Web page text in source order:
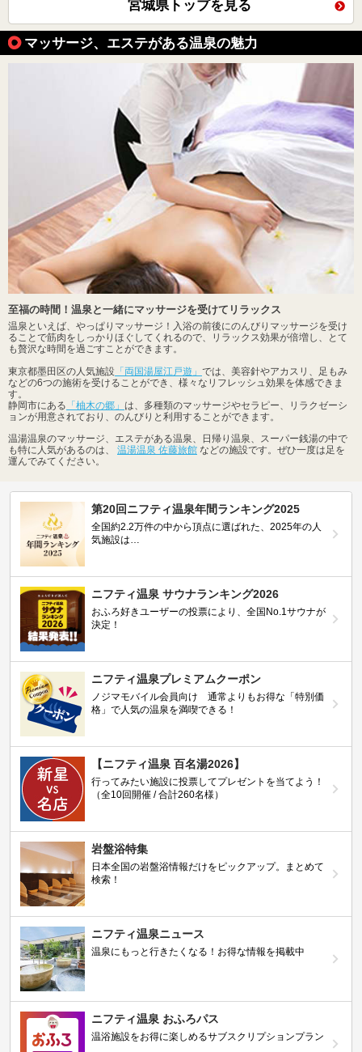
宮城県トップを見る
マッサージ、エステがある温泉の魅力
至福の時間！温泉と一緒にマッサージを受けてリラックス
温泉といえば、やっぱりマッサージ！入浴の前後にのんびりマッサージを受け
ることで筋肉をしっかりほぐしてくれるので、リラックス効果が倍増し、とて
も贅沢な時間を過ごすことができます。
東京都墨田区の人気施設 「両国湯屋江戸遊」 では、美容針やアカスリ、足もみ
などの6つの施術を受けることができ、様々なリフレッシュ効果を体感できま
す。
静岡市にある 「柚木の郷」 は、多種類のマッサージやセラピー、リラクゼーシ
ョンが用意されており、のんびりと利用することができます。
温湯温泉のマッサージ、エステがある温泉、日帰り温泉、スーパー銭湯の中で
も特に人気があるのは、 温湯温泉 佐藤旅館 などの施設です。ぜひ一度は足を
運んでみてください。
第20回ニフティ温泉年間ランキング2025
全国約2.2万件の中から頂点に選ばれた、2025年の人
気施設は…
ニフティ温泉 サウナランキング2026
おふろ好きユーザーの投票により、全国No.1サウナが
決定！
ニフティ温泉プレミアムクーポン
ノジマモバイル会員向け 通常よりもお得な「特別価
格」で人気の温泉を満喫できる！
【ニフティ温泉 百名湯2026】
行ってみたい施設に投票してプレゼントを当てよう！
（全10回開催 / 合計260名様）
岩盤浴特集
日本全国の岩盤浴情報だけをピックアップ。まとめて
検索！
ニフティ温泉ニュース
温泉にもっと行きたくなる！お得な情報を掲載中
ニフティ温泉 おふろパス
温浴施設をお得に楽しめるサブスクリプションプラン